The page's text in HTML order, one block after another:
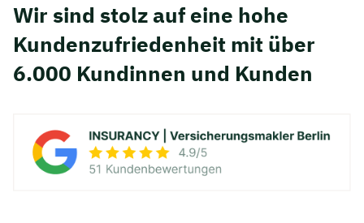
Wir sind stolz auf eine hohe
Kunden­zufriedenheit mit über
6.000 Kundinnen und Kunden